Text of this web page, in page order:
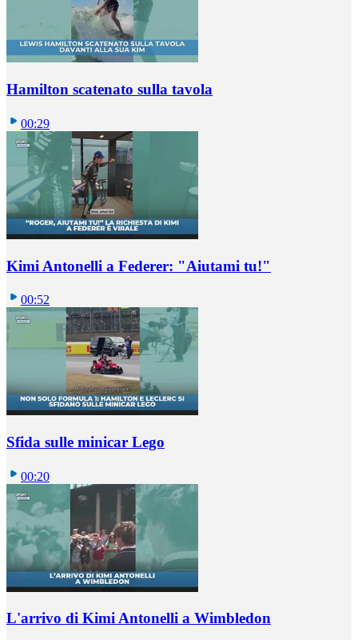
Hamilton scatenato sulla tavola
00:29
Kimi Antonelli a Federer: "Aiutami tu!"
00:52
Sfida sulle minicar Lego
00:20
L'arrivo di Kimi Antonelli a Wimbledon